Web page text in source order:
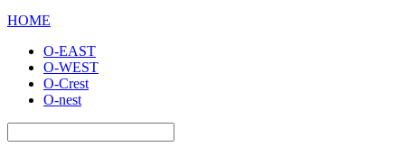
HOME
O-EAST
O-WEST
O-Crest
O-nest